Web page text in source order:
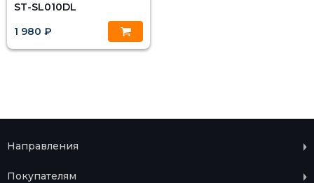
ST-SL010DL
1 980 ₽
Направления
Покупателям